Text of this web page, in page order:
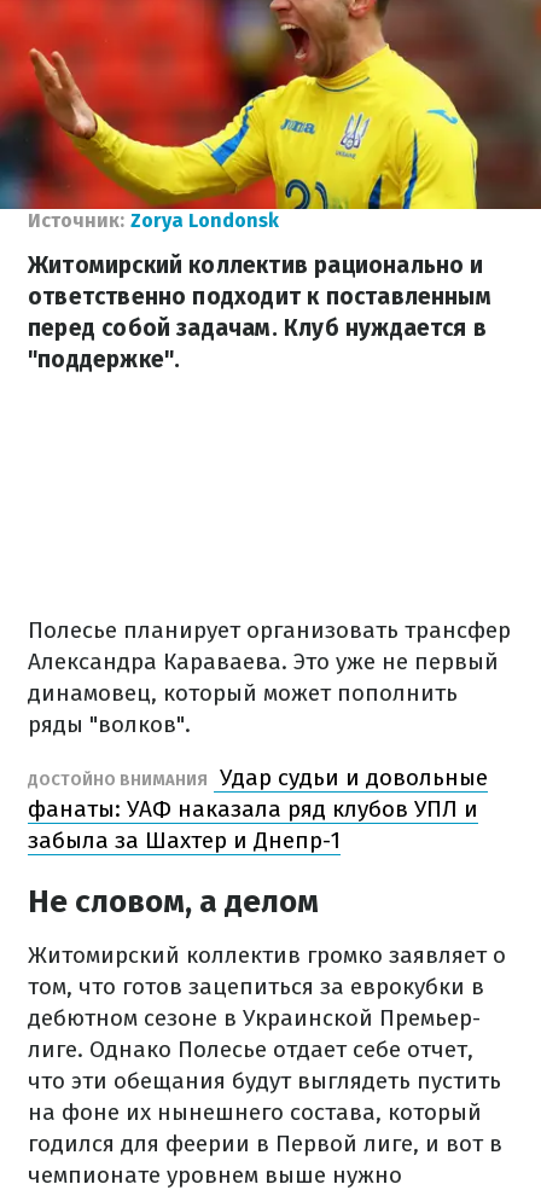
Источник: Zorya Londonsk
Житомирский коллектив рационально и
ответственно подходит к поставленным
перед собой задачам. Клуб нуждается в
"поддержке".
Полесье планирует организовать трансфер
Александра Караваева. Это уже не первый
динамовец, который может пополнить
ряды "волков".
ДОСТОЙНО ВНИМАНИЯ
Удар судьи и довольные
фанаты: УАФ наказала ряд клубов УПЛ и
забыла за Шахтер и Днепр-1
Не словом, а делом
Житомирский коллектив громко заявляет о
том, что готов зацепиться за еврокубки в
дебютном сезоне в Украинской Премьер-
лиге. Однако Полесье отдает себе отчет,
что эти обещания будут выглядеть пустить
на фоне их нынешнего состава, который
годился для феерии в Первой лиге, и вот в
чемпионате уровнем выше нужно